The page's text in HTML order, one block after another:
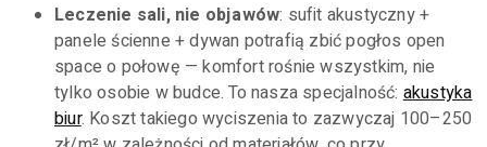
Leczenie sali, nie objawów: sufit akustyczny +
panele ścienne + dywan potrafią zbić pogłos open
space o połowę — komfort rośnie wszystkim, nie
tylko osobie w budce. To nasza specjalność: akustyka
biur. Koszt takiego wyciszenia to zazwyczaj 100–250